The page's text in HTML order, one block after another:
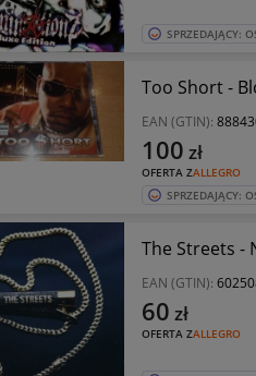
SPRZEDAJĄCY:
Too Short -
EAN (GTIN):
OFERTA ZALLEGRO
100 zł
SPRZEDAJĄCY:
The Streets -
EAN (GTIN):
OFERTA ZALLEGRO
60 zł